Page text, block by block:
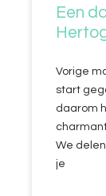
Een
Vorige
start
daarom
We
je